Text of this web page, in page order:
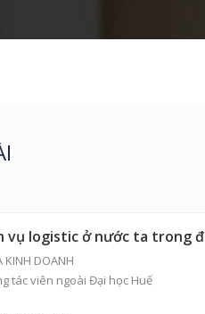
vụ logistic ở nước ta trong
KINH DOANH
tác viên ngoài Đại học Huế